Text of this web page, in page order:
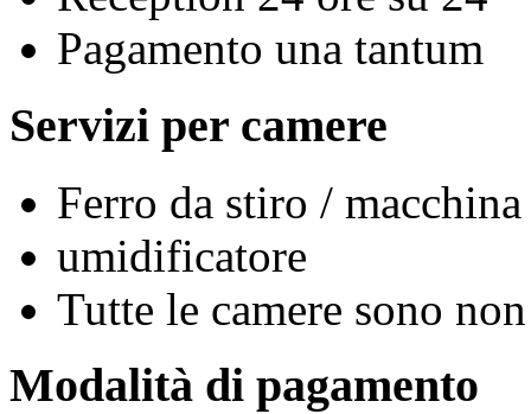
Pagamento una tantum
Servizi per camere
Ferro da stiro /
umidificatore
Tutte le camere sono
Modalità di pagamento